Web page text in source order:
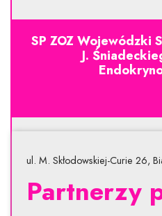
SP ZOZ Wojewódzki
J.
ul. M. Skłodowskiej-Curie 26,
Partnerzy